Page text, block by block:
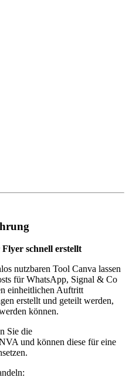
schnell erstellt
nutzbaren Tool Canva lassen
für WhatsApp, Signal & Co
einheitlichen Auftritt
erstellt und geteilt werden,
können.
Sie die
und können diese für eine